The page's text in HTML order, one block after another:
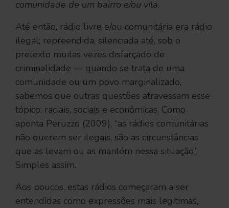
comunidade de um bairro e/ou vila.
Até então, rádio livre e/ou comunitária era rádio
ilegal; repreendida, silenciada até, sob o
pretexto muitas vezes disfarçado de
criminalidade — quando se trata de uma
comunidade ou um povo marginalizado,
sabemos que outras questões atravessam esse
tópico; raciais, sociais e econômicas. Como
aponta Peruzzo (2009), “​​as rádios comunitárias
não querem ser ilegais, são as circunstâncias
que as levam ou as mantém nessa situação”.
Simples assim.
Aos poucos, estas rádios começaram a ser
entendidas como expressões mais legítimas,